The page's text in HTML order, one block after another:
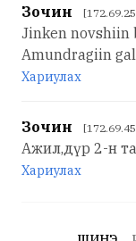
Зочин
Jinken novshiin
Amundragiin
Хариулах
Зочин
Ажил,дүр 2-н
Хариулах